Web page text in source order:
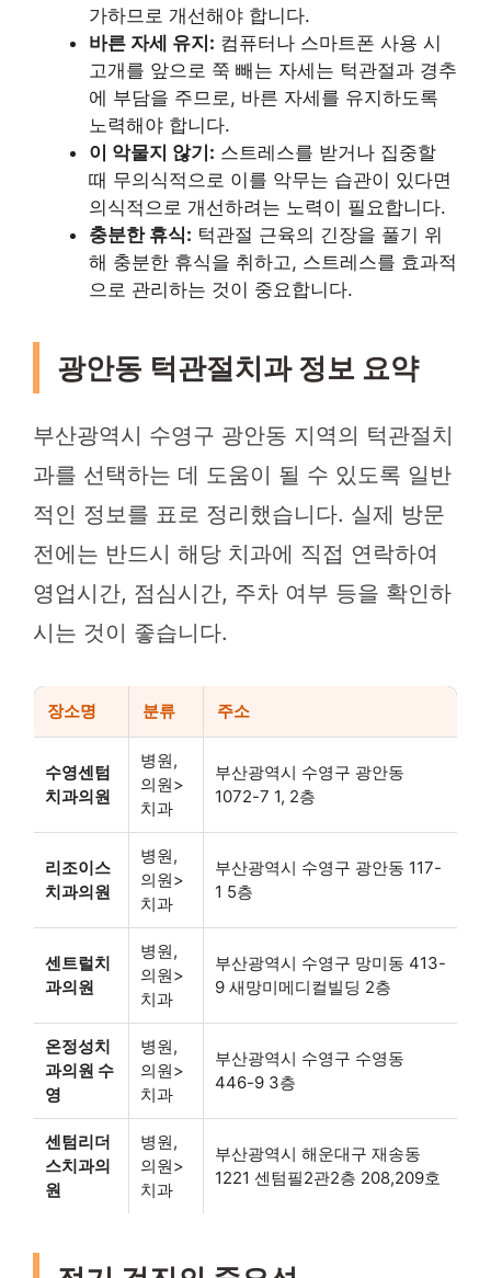
가하므로 개선해야 합니다.
바른 자세 유지: 컴퓨터나 스마트폰 사용 시
고개를 앞으로 쭉 빼는 자세는 턱관절과 경추
에 부담을 주므로, 바른 자세를 유지하도록
노력해야 합니다.
이 악물지 않기: 스트레스를 받거나 집중할
때 무의식적으로 이를 악무는 습관이 있다면
의식적으로 개선하려는 노력이 필요합니다.
충분한 휴식: 턱관절 근육의 긴장을 풀기 위
해 충분한 휴식을 취하고, 스트레스를 효과적
으로 관리하는 것이 중요합니다.
광안동 턱관절치과 정보 요약
부산광역시 수영구 광안동 지역의 턱관절치
과를 선택하는 데 도움이 될 수 있도록 일반
적인 정보를 표로 정리했습니다. 실제 방문
전에는 반드시 해당 치과에 직접 연락하여
영업시간, 점심시간, 주차 여부 등을 확인하
시는 것이 좋습니다.
장소명 분류 주소
수영센텀
치과의원
병원,
의원>
치과
부산광역시 수영구 광안동
1072-7 1, 2층
리조이스
치과의원
병원,
의원>
치과
부산광역시 수영구 광안동 117-
1 5층
센트럴치
과의원
병원,
의원>
치과
부산광역시 수영구 망미동 413-
9 새망미메디컬빌딩 2층
온정성치
과의원 수
영
병원,
의원>
치과
부산광역시 수영구 수영동
446-9 3층
센텀리더
스치과의
원
병원,
의원>
치과
부산광역시 해운대구 재송동
1221 센텀필2관2층 208,209호